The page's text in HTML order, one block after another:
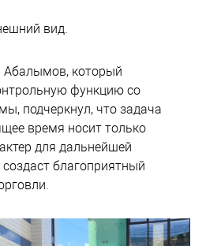
вид.
который
функцию со
подчеркнул, что задача
время носит только
для дальнейшей
благоприятный